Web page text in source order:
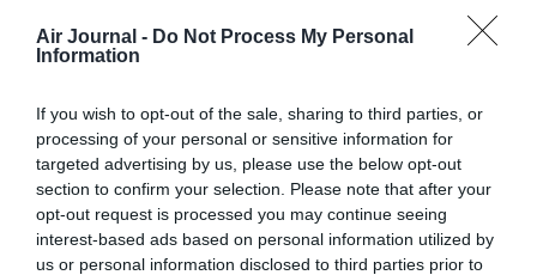
Air Journal - Do Not Process My Personal
Information
If you wish to opt-out of the sale, sharing to third parties, or
processing of your personal or sensitive information for
targeted advertising by us, please use the below opt-out
section to confirm your selection. Please note that after your
opt-out request is processed you may continue seeing
interest-based ads based on personal information utilized by
us or personal information disclosed to third parties prior to
GoWild! Pass™ Eligibility
The purchaser must be 18 years or older and a resident of
resident of the United States and a Member of the FRONTIER
Miles frequent flier program. If the pass holder is not already
a member of FRONTIER Miles when enrolling in GoWild! Pass,
the pass holder will automatically be enrolled in FRONTIER
Miles.
RÉPONDRE